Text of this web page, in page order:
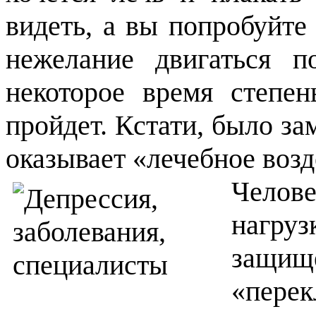
видеть, а вы
нежелание двигаться
некоторое время
пройдет. Кстати, было
оказывает «лечебное